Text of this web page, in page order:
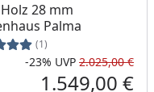
Preis
28 mm
Palma
(1)
-23% UVP 2.025,00 €
1.549,00 €